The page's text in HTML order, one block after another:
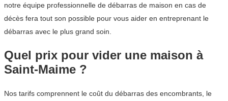
notre équipe professionnelle de débarras de maison en cas de
décès fera tout son possible pour vous aider en entreprenant le
débarras avec le plus grand soin.
Quel prix pour vider une maison à
Saint-Maime ?
Nos tarifs comprennent le coût du débarras des encombrants, le